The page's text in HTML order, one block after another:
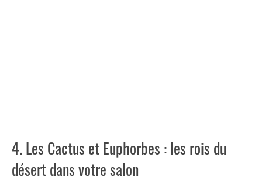
4. Les Cactus et Euphorbes : les rois du
désert dans votre salon